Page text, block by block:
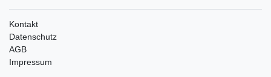
Kontakt
Datenschutz
AGB
Impressum